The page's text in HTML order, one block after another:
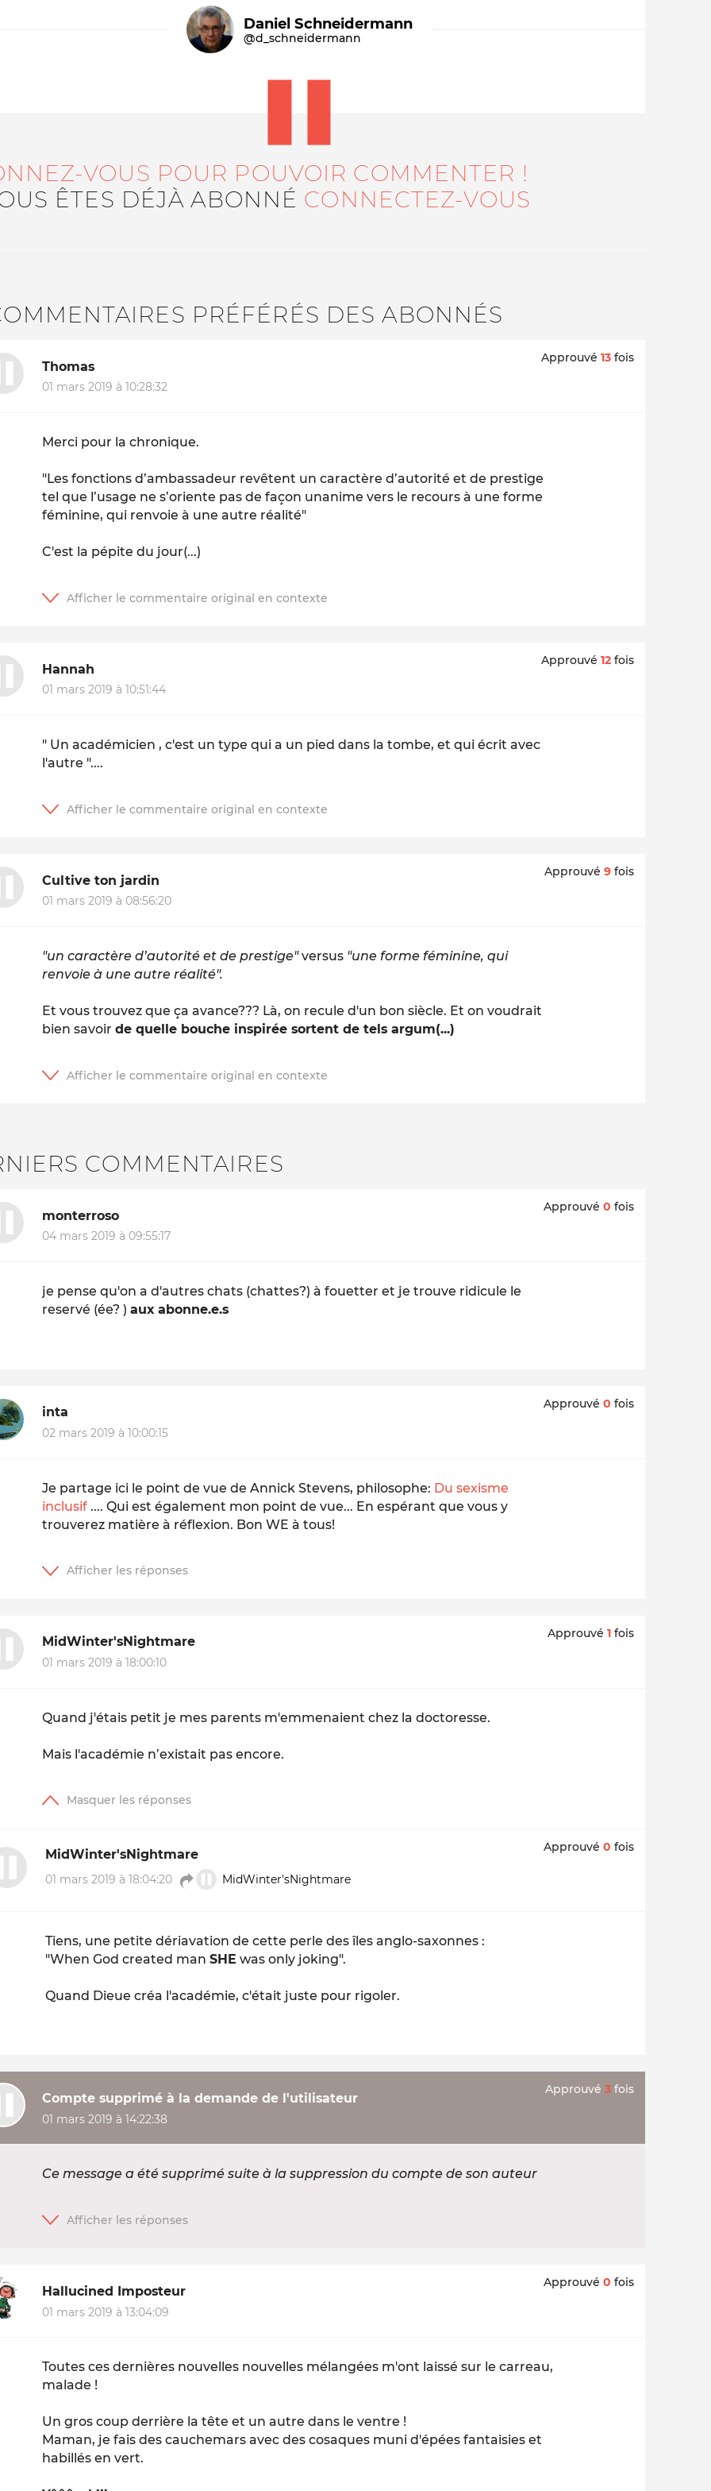
Le médiateur L'équipe Qui sommes-nous ?
Daniel Schneidermann
@d_schneidermann
VOUS POUR POUVOIR COMMENTER !
ÊTES DÉJÀ ABONNÉ CONNECTEZ-VOUS
PRÉFÉRÉS DES ABONNÉS
Thomas
01 mars 2019 à 10:28:32
Approuvé 13 fois
Merci pour la chronique.
"Les fonctions d’ambassadeur revêtent un caractère d’autorité et de prestige
tel que l’usage ne s’oriente pas de façon unanime vers le recours à une forme
féminine, qui renvoie à une autre réalité"
C'est la pépite du jour(...)
Hannah
01 mars 2019 à 10:51:44
Approuvé 12 fois
" Un académicien , c'est un type qui a un pied dans la tombe, et qui écrit avec
l'autre "....
Cultive ton jardin
01 mars 2019 à 08:56:20
Approuvé 9 fois
"un caractère d’autorité et de prestige"versus "une forme féminine, qui
renvoie à une autre réalité".
Et vous trouvez que ça avance??? Là, on recule d'un bon siècle. Et on voudrait
bien savoirde quelle bouche inspirée sortent de tels argum(...)
COMMENTAIRES
monterroso
04 mars 2019 à 09:55:17
Approuvé 0 fois
je pense qu'on a d'autres chats (chattes?) à fouetter et je trouve ridicule le
reservé (ée? )aux abonne.e.s
inta
02 mars 2019 à 10:00:15
Approuvé 0 fois
Je partage ici le point de vue de Annick Stevens, philosophe: Du sexisme
inclusif .... Qui est également mon point de vue... En espérant que vous y
trouverez matière à réflexion. Bon WE à tous!
MidWinter'sNightmare
01 mars 2019 à 18:00:10
Approuvé 1 fois
Quand j'étais petit je mes parents m'emmenaient chez la doctoresse.
Mais l'académie n’existait pas encore.
MidWinter'sNightmare
01 mars 2019 à 18:04:20 MidWinter'sNightmare
Approuvé 0 fois
Tiens, une petite dériavation de cette perle des îles anglo-saxonnes :
"When God created manSHE was only joking".
Quand Dieue créa l'académie, c'était juste pour rigoler.
Compte supprimé à la demande de l'utilisateur
01 mars 2019 à 14:22:38
Approuvé 3 fois
Ce message a été supprimé suite à la suppression du compte de son auteur
Hallucined Imposteur
01 mars 2019 à 13:04:09
Approuvé 0 fois
Toutes ces dernières nouvelles nouvelles mélangées m'ont laissé sur le carreau,
malade !
Un gros coup derrière la tête et un autre dans le ventre !
Maman, je fais des cauchemars avec des cosaques muni d'épées fantaisies et
habillés en vert.